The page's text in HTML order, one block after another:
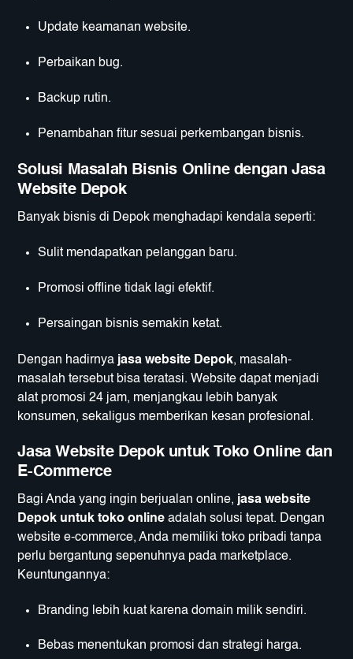
Update keamanan website.
Perbaikan bug.
Backup rutin.
Penambahan fitur sesuai perkembangan bisnis.
Solusi Masalah Bisnis Online dengan Jasa
Website Depok
Banyak bisnis di Depok menghadapi kendala seperti:
Sulit mendapatkan pelanggan baru.
Promosi offline tidak lagi efektif.
Persaingan bisnis semakin ketat.
Dengan hadirnya jasa website Depok, masalah-
masalah tersebut bisa teratasi. Website dapat menjadi
alat promosi 24 jam, menjangkau lebih banyak
konsumen, sekaligus memberikan kesan profesional.
Jasa Website Depok untuk Toko Online dan
E-Commerce
Bagi Anda yang ingin berjualan online, jasa website
Depok untuk toko online adalah solusi tepat. Dengan
website e-commerce, Anda memiliki toko pribadi tanpa
perlu bergantung sepenuhnya pada marketplace.
Keuntungannya:
Branding lebih kuat karena domain milik sendiri.
Bebas menentukan promosi dan strategi harga.